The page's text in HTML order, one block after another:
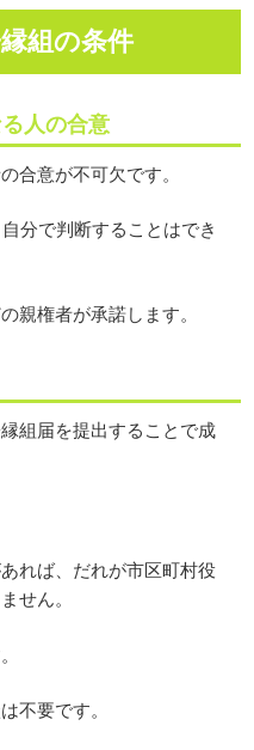
組の条件
人の合意
合意が不可欠です。
分で判断することはでき
親権者が承諾します。
組届を提出することで成
れば、だれが市区町村役
せん。
不要です。